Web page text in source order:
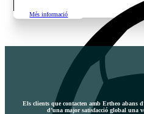
Més informació
Els clients que contacten amb Ertheo abans
d’una major satisfacció global una